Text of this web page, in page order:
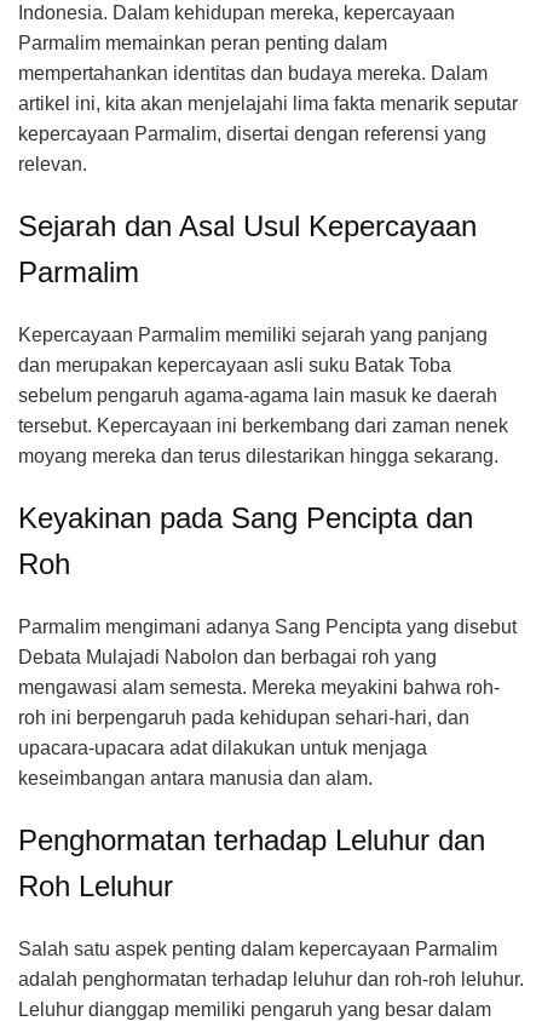
Indonesia. Dalam kehidupan mereka, kepercayaan
Parmalim memainkan peran penting dalam
mempertahankan identitas dan budaya mereka. Dalam
artikel ini, kita akan menjelajahi lima fakta menarik seputar
kepercayaan Parmalim, disertai dengan referensi yang
relevan.
Sejarah dan Asal Usul Kepercayaan
Parmalim
Kepercayaan Parmalim memiliki sejarah yang panjang
dan merupakan kepercayaan asli suku Batak Toba
sebelum pengaruh agama-agama lain masuk ke daerah
tersebut. Kepercayaan ini berkembang dari zaman nenek
moyang mereka dan terus dilestarikan hingga sekarang.
Keyakinan pada Sang Pencipta dan
Roh
Parmalim mengimani adanya Sang Pencipta yang disebut
Debata Mulajadi Nabolon dan berbagai roh yang
mengawasi alam semesta. Mereka meyakini bahwa roh-
roh ini berpengaruh pada kehidupan sehari-hari, dan
upacara-upacara adat dilakukan untuk menjaga
keseimbangan antara manusia dan alam.
Penghormatan terhadap Leluhur dan
Roh Leluhur
Salah satu aspek penting dalam kepercayaan Parmalim
adalah penghormatan terhadap leluhur dan roh-roh leluhur.
Leluhur dianggap memiliki pengaruh yang besar dalam